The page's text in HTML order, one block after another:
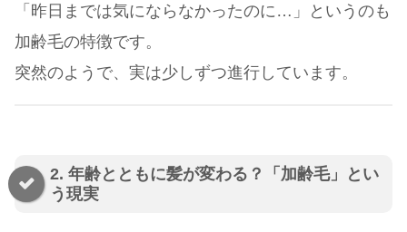
「昨日までは気にならなかったのに…」というのも
加齢毛の特徴です。
突然のようで、実は少しずつ進行しています。
2. 年齢とともに髪が変わる？「加齢毛」とい
う現実